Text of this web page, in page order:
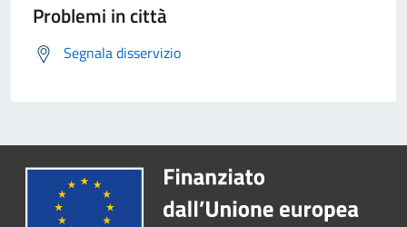
Problemi in città
Segnala disservizio